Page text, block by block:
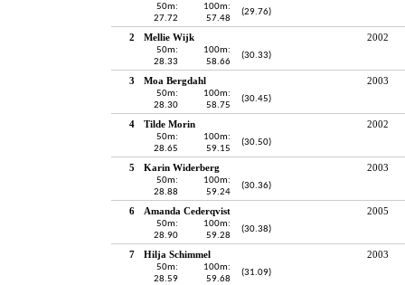
50m:
27.72
100m:
57.48
(29.76)
2 Mellie Wijk 2002
50m:
28.33
100m:
58.66
(30.33)
3 Moa Bergdahl 2003
50m:
28.30
100m:
58.75
(30.45)
4 Tilde Morin 2002
50m:
28.65
100m:
59.15
(30.50)
5 Karin Widerberg 2003
50m:
28.88
100m:
59.24
(30.36)
6 Amanda Cederqvist 2005
50m:
28.90
100m:
59.28
(30.38)
7 Hilja Schimmel 2003
50m:
28.59
100m:
59.68
(31.09)